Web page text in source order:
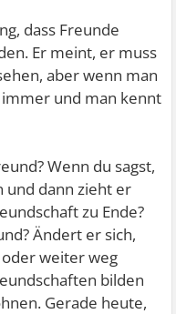
dass Freunde
Er meint, er muss
aber wenn man
und man kennt
Wenn du sagst,
und dann zieht er
zu Ende?
Ändert er sich,
weiter weg
bilden
Gerade heute,